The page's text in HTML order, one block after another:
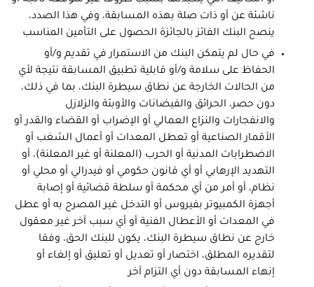
ناشئة عن أو ذات صلة بهذه المسابقة، وفي هذا الصدد،
ينصح البنك الفائز بالجائزة الحصول على التأمين المناسب
في حال لم يتمكن البنك من الاستمرار في تقديم و/أو
الحفاظ على سلامة و/أو قابلية تطبيق المسابقة نتيجة لأي
من الحالات الخارجة عن نطاق سيطرة البنك، بما في ذلك،
دون حصر، الحرائق والفيضانات والأوبئة والزلازل
والانفجارات والنزاع العمالي أو الإضراب أو القضاء والقدر أو
الأقمار الصناعية أو تعطل المعدات أو أعمال الشغب أو
الاضطرابات المدنية أو الحرب (المعلنة أو غير المعلنة)، أو
التهديد الإرهابي أو أي قانون حكومي أو فيدرالي أو محلي أو
نظام، أو أمر من أي محكمة أو سلطة قضائية أو إصابة
أجهزة الكمبيوتر بفيروس أو التدخل غير المصرح به أو عطل
في المعدات أو الأعطال الفنية أو أي سبب آخر غير معقول
خارج عن نطاق سيطرة البنك، يكون للبنك الحق، وفقا
لتقديره المطلق، اختصار أو تعديل أو تعليق أو إلغاء أو
إنهاء المسابقة دون أي التزام آخر